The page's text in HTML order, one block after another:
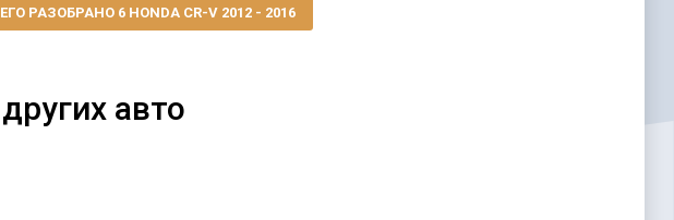
РАЗОБРАНО 6 HONDA CR-V 2012 - 2016
авто